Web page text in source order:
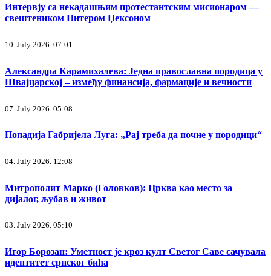
Интервју са некадашњим протестантским мисионаром —
свештеником Питером Џексоном
10. July 2026. 07:01
Александра Карамихалева: Једна православна породица у
Швајцарској – између финансија, фармације и вечности
07. July 2026. 05:08
Попадија Габријела Луга: „Рај треба да почне у породици“
04. July 2026. 12:08
Митрополит Марко (Головков): Црква као место за
дијалог, љубав и живот
03. July 2026. 05:10
Игор Борозан: Уметност је кроз култ Светог Саве сачувала
идентитет српског бића